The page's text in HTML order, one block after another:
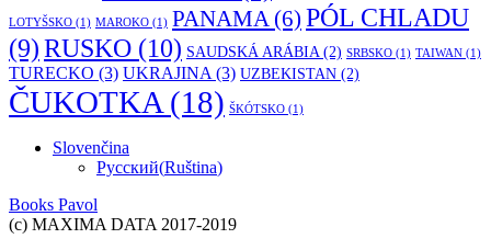
LOTYŠSKO (1) MAROKO (1) PANAMA(6) PÓL CHLADU
(9)RUSKO (10) SAUDSKÁ ARÁBIA(2) SRBSKO (1) TAIWAN (1)
TURECKO (3) UKRAJINA(3) UZBEKISTAN (2)
ČUKOTKA (18) ŠKÓTSKO (1)
Slovenčina
Русский(Ruština)
Books Pavol
(c) MAXIMA DATA 2017-2019